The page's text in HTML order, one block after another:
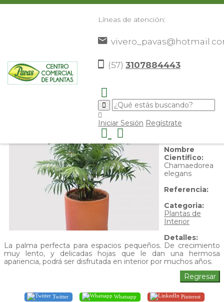
Líneas de atención:
(57) 3107884443
Iniciar Sesión Regístrate
Palma Bella
Común:
Nombre
Científico:
Chamaedorea
elegans
Referencia:
Categoria:
Plantas de
Interior
Detalles:
La palma perfecta para espacios pequeños. De crecimiento
muy lento, y delicadas hojas que le dan una hermosa
apariencia, podrá ser disfrutada en interior por muchos años.
Twitter Whatsapp Pinterest